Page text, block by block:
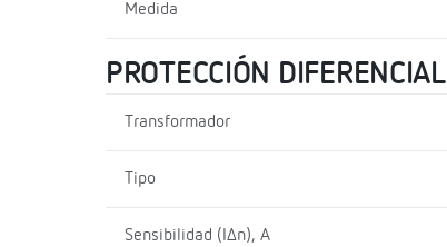
Medida
PROTECCIÓN DIFERENCIAL
Transformador
Tipo
Sensibilidad (I∆n), A